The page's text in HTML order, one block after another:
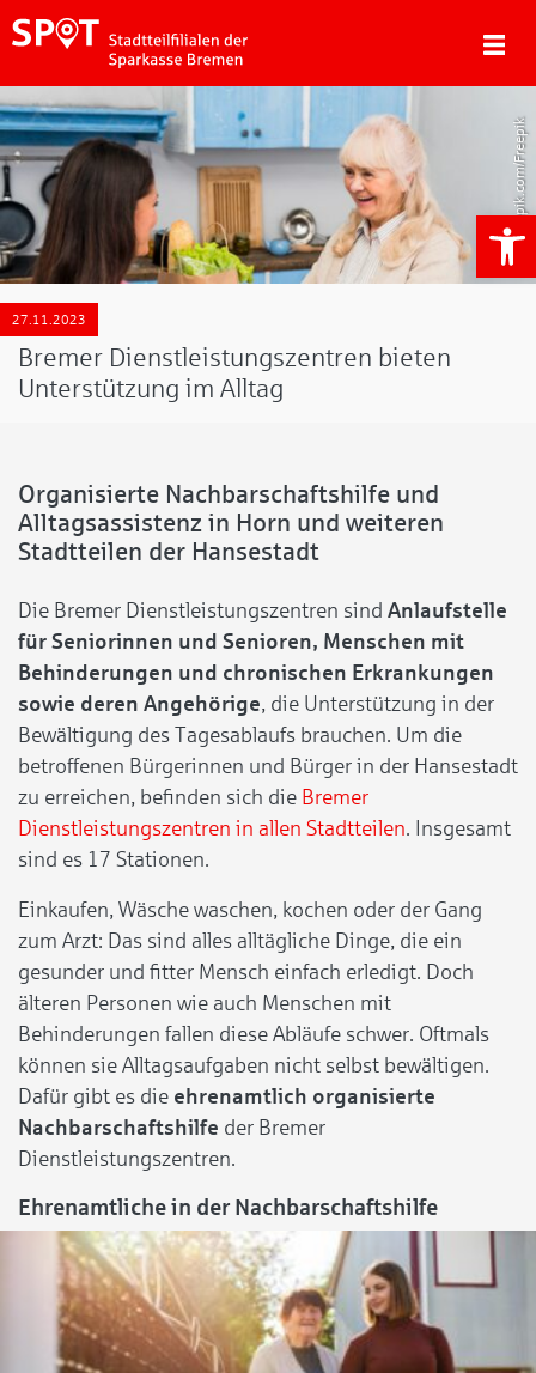
Freepik.com/Freepik
27.11.2023
Bremer Dienstleistungszentren bieten
Unterstützung im Alltag
Organisierte Nachbarschaftshilfe und
Alltagsassistenz in Horn und weiteren
Stadtteilen der Hansestadt
Die Bremer Dienstleistungszentren sind Anlaufstelle
für Seniorinnen und Senioren, Menschen mit
Behinderungen und chronischen Erkrankungen
sowie deren Angehörige, die Unterstützung in der
Bewältigung des Tagesablaufs brauchen. Um die
betroffenen Bürgerinnen und Bürger in der Hansestadt
zu erreichen, befinden sich die Bremer
Dienstleistungszentren in allen Stadtteilen. Insgesamt
sind es 17 Stationen.
Einkaufen, Wäsche waschen, kochen oder der Gang
zum Arzt: Das sind alles alltägliche Dinge, die ein
gesunder und fitter Mensch einfach erledigt. Doch
älteren Personen wie auch Menschen mit
Behinderungen fallen diese Abläufe schwer. Oftmals
können sie Alltagsaufgaben nicht selbst bewältigen.
Dafür gibt es die ehrenamtlich organisierte
Nachbarschaftshilfe der Bremer
Dienstleistungszentren.
Ehrenamtliche in der Nachbarschaftshilfe